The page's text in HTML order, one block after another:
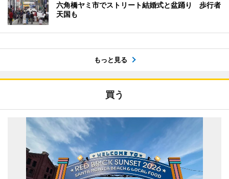
六角橋ヤミ市でストリート結婚式と盆踊り 歩行者
天国も
もっと見る
買う